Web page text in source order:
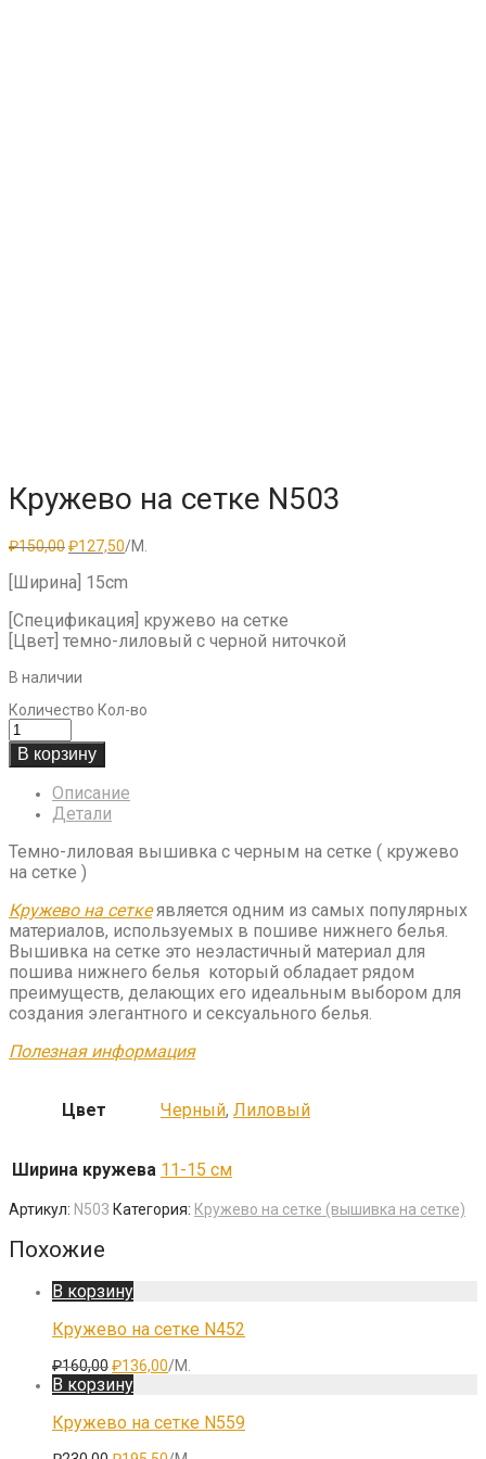
Кружево на сетке N503
₽150,00Первоначальная
составляла
₽150,00.
₽127,50Текущая
₽127,50.
/М.
[Ширина] 15cm
[Спецификация] кружево на сетке
[Цвет] темно-лиловый с черной ниточкой
В наличии
Количество Кол-во
В корзину
Описание
Детали
Темно-лиловая вышивка с черным на сетке ( кружево
на сетке )
Кружево на сеткеявляется одним из самых популярных
материалов, используемых в пошиве нижнего белья.
Вышивка на сетке это неэластичный материал для
пошива нижнего белья который обладает рядом
преимуществ, делающих его идеальным выбором для
создания элегантного и сексуального белья.
Полезная информация
Цвет Черный, Лиловый
Ширина кружева 11-15 см
Артикул: N503 Категория: Кружево на сетке (вышивка на сетке)
Похожие
В корзину
Кружево на сетке N452
₽160,00Первоначальная
цена
составляла
₽160,00.
₽136,00Текущая
/М.
В корзину
Кружево на сетке N559